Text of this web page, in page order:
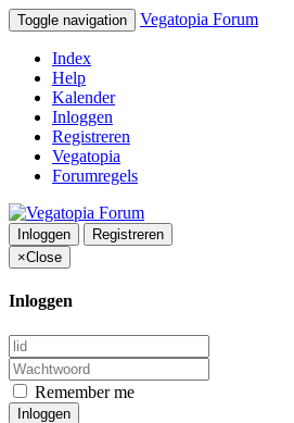
Toggle navigation Vegatopia Forum
Index
Help
Kalender
Inloggen
Registreren
Vegatopia
Forumregels
Inloggen
Registreren
×Close
Inloggen
Remember me
Inloggen